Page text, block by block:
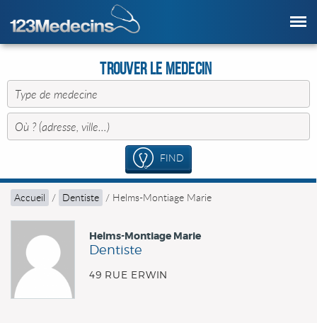
Trouver le Medecin
FIND
Accueil / Dentiste / Helms-Montiage Marie
Helms-Montiage Marie
Dentiste
49 RUE ERWIN